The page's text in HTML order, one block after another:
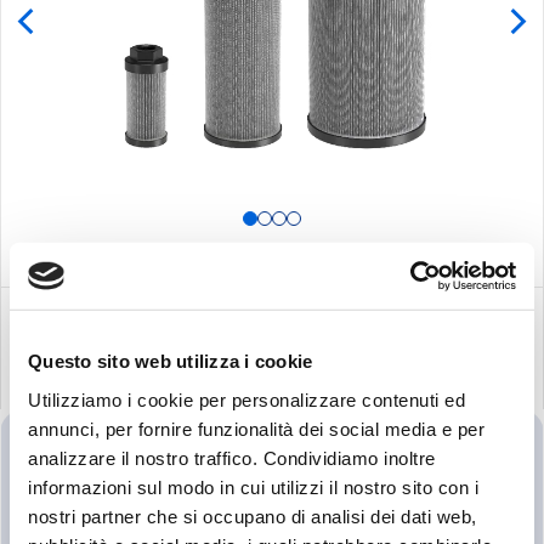
Questo sito web utilizza i cookie
Utilizziamo i cookie per personalizzare contenuti ed
annunci, per fornire funzionalità dei social media e per
analizzare il nostro traffico. Condividiamo inoltre
informazioni sul modo in cui utilizzi il nostro sito con i
nostri partner che si occupano di analisi dei dati web,
Search:
RELATED PRODUCTS